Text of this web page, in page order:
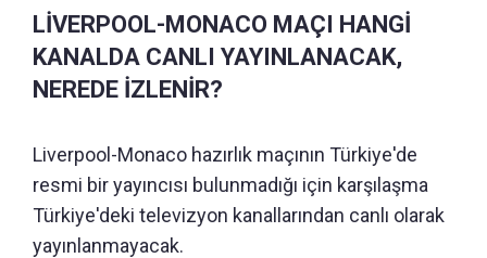
LİVERPOOL-MONACO MAÇI HANGİ
KANALDA CANLI YAYINLANACAK,
NEREDE İZLENİR?
Liverpool-Monaco hazırlık maçının Türkiye'de
resmi bir yayıncısı bulunmadığı için karşılaşma
Türkiye'deki televizyon kanallarından canlı olarak
yayınlanmayacak.